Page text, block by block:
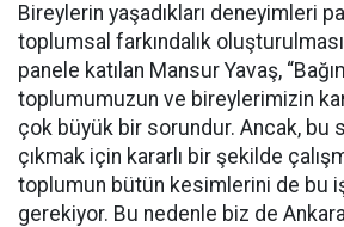
Bireylerin yaşadıkları deneyimleri
toplumsal farkındalık
panele katılan Mansur Yavaş,
toplumumuzun ve bireylerimizin
çok büyük bir sorundur. Ancak, bu
çıkmak için kararlı bir şekilde
toplumun bütün kesimlerini de bu
gerekiyor. Bu nedenle biz de